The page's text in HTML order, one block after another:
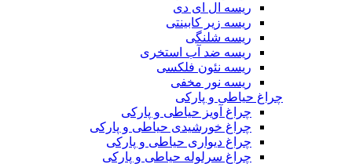
ریسه ال ای دی
ریسه زیر کابینتی
ریسه شلنگی
ریسه ضد آب استخری
ریسه نئون فلکسی
ریسه نور مخفی
چراغ حیاطی و پارکی
چراغ آویز حیاطی و پارکی
چراغ خورشیدی حیاطی و پارکی
چراغ دیواری حیاطی و پارکی
چراغ سرلوله حیاطی و پارکی